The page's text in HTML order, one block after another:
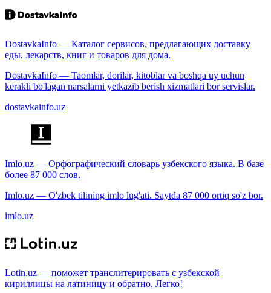
DostavkaInfo — Каталог сервисов, предлагающих доставку
еды, лекарств, книг и товаров для дома.
DostavkaInfo — Taomlar, dorilar, kitoblar va boshqa uy uchun
kerakli bo'lagan narsalarni yetkazib berish xizmatlari bor servislar.
dostavkainfo.uz
Imlo.uz — Орфографический словарь узбекского языка. В базе
более 87 000 слов.
Imlo.uz — O'zbek tilining imlo lug'ati. Saytda 87 000 ortiq so'z bor.
imlo.uz
Lotin.uz — поможет транслитерировать с узбекской
кириллицы на латиницу и обратно. Легко!